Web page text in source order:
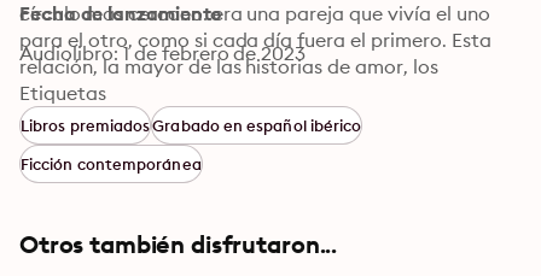
círculo más cercano: era una pareja que vivía el uno
para el otro, como si cada día fuera el primero. Esta
relación, la mayor de las historias de amor, los
mantuvo aislados de su entorno, en los márgenes de la
realidad común.
Con la pérdida de Marcelo, el mundo de Irene se
rompe, pero ella descubre una insólita forma de seguir
construye esta fantasía literaria.
Fecha de lanzamiento
Audiolibro: 1 de febrero de 2023
Etiquetas
Libros premiadosGrabado en español ibérico
Ficción contemporánea
Otros también disfrutaron...